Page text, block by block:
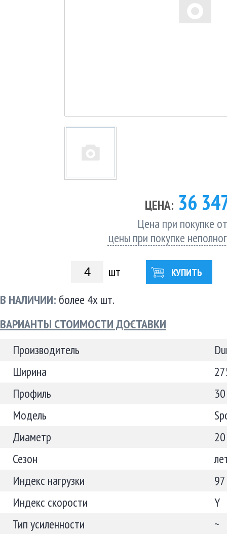
ЦЕНА: 36
Цена при покупке
цены при покупке
шт КУПИТЬ
В НАЛИЧИИ: более 4х шт.
ВАРИАНТЫ СТОИМОСТИ ДОСТАВКИ
Производитель
Ширина
Профиль
30
Модель
Диаметр
20
Сезон
Индекс нагрузки
97
Индекс скорости
Y
Тип усиленности
~